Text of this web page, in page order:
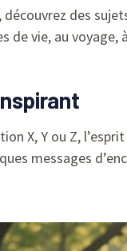
découvrez des
de vie, au
X, Y ou Z,
messages